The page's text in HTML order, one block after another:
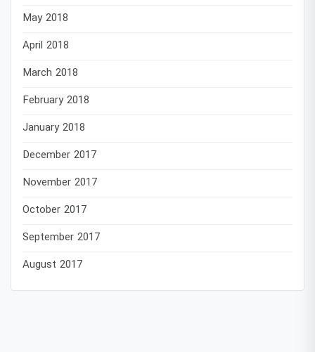
May 2018
April 2018
March 2018
February 2018
January 2018
December 2017
November 2017
October 2017
September 2017
August 2017